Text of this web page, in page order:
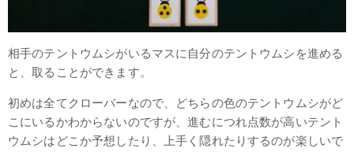
相手のテントウムシがいるマスに自分のテントウムシを進める
と、取ることができます。
初めは全てクローバーなので、どちらの色のテントウムシがど
こにいるかわからないのですが、進むにつれ点数が高いテント
ウムシはどこか予想したり、上手く隠れたりするのが楽しいで